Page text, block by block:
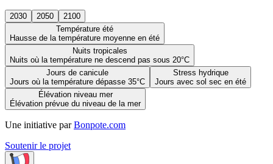
2030 2050
2100
Température été
Hausse de la température moyenne en été
Nuits tropicales
Nuits où la température ne descend pas sous 20°C
Jours de canicule
Jours où la température dépasse 35°C
Stress hydrique
Jours avec sol sec en été
Élévation niveau mer
Élévation prévue du niveau de la mer
Une initiative par Bonpote.com
Soutenir le projet